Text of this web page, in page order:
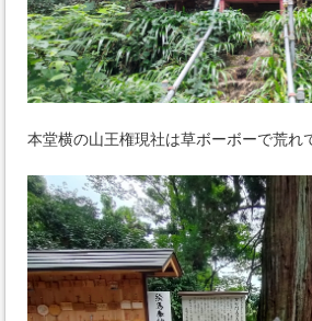
本堂横の山王権現社は草ボーボーで荒れ